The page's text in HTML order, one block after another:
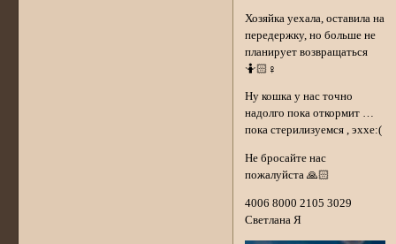
Хозяйка уехала, оставила на
передержку, но больше не
планирует возвращаться
🤷🏻♀
Ну кошка у нас точно
надолго пока откормит …
пока стерилизуемся , эххе:(
Не бросайте нас
пожалуйста 🙏🏻
4006 8000 2105 3029
Светлана Я